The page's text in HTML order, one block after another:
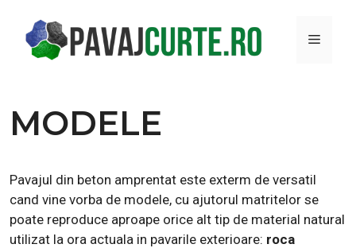
conținut
MODELE
Pavajul din beton amprentat este exterm de versatil
cand vine vorba de modele, cu ajutorul matritelor se
poate reproduce aproape orice alt tip de material natural
utilizat la ora actuala in pavarile exterioare: roca